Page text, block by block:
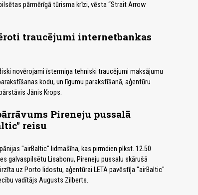
pārmērīgā tūrisma krīzi, vēsta “Strait Arrow
traucējumi internetbankas
novērojami īstermiņa tehniski traucējumi maksājumu
kodu, un līgumu parakstīšanā, aģentūru
Jānis Krops.
Pireneju pussalā
reisu
"airBaltic" lidmašīna, kas pirmdien plkst. 12.50
galvaspilsētu Lisabonu, Pireneju pussalu skārušā
uz Porto lidostu, aģentūrai LETA pavēstīja "airBaltic"
vadītājs Augusts Zilberts.